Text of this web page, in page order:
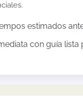
estimados
con guía lista